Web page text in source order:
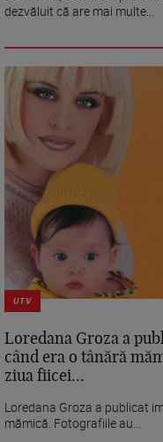
dezvăluit că are mai multe...
UTV
Loredana Groza a
când era o tânără
ziua fiicei...
Loredana Groza a publicat
mămică. Fotografiile au...